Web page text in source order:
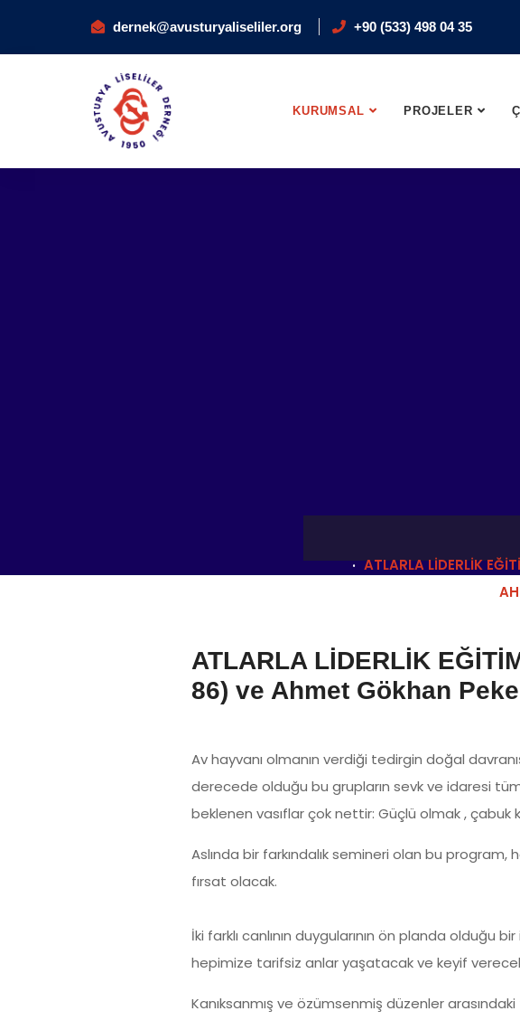
dernek@avusturyaliseliler.org +90 (533) 498 04 35
KURUMSAL PROJELER
ATLARLA LİDERLİK
ATLARLA LİDERLİK
86) ve Ahmet Gökhan
Av hayvanı olmanın verdiği tedirgin doğal
derecede olduğu bu grupların sevk ve idaresi
beklenen vasıflar çok nettir: Güçlü olmak ,
Aslında bir farkındalık semineri olan bu program,
fırsat olacak.
İki farklı canlının duygularının ön planda olduğu
hepimize tarifsiz anlar yaşatacak ve keyif
Kanıksanmış ve özümsenmiş düzenler